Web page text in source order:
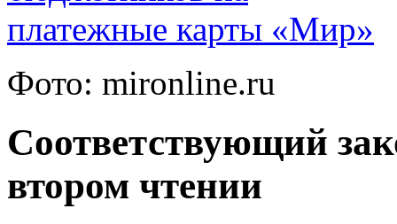
Фото: mironline.ru
Соответствующий
втором чтении